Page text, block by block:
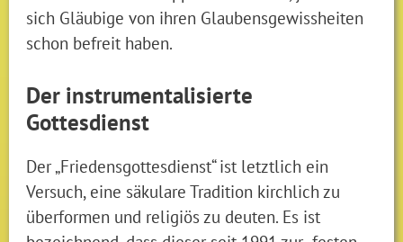
sich Gläubige von ihren Glaubensgewissheiten
schon befreit haben.
Der instrumentalisierte
Gottesdienst
Der „Friedensgottesdienst“ ist letztlich ein
Versuch, eine säkulare Tradition kirchlich zu
überformen und religiös zu deuten. Es ist